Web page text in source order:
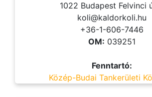
1022 Budapest Felvinci
koli@kaldorkoli.hu
+36-1-606-7446
OM: 039251
Fenntartó:
Közép-Budai Tankerületi